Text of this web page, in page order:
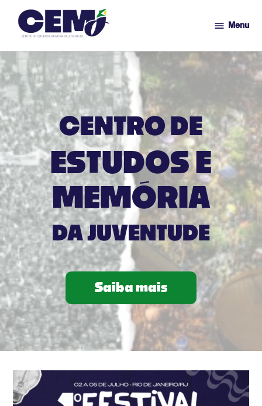
para
o
conteúdo
Menu
CENTRO DE
ESTUDOS E
MEMÓRIA
DA JUVENTUDE
Saiba mais